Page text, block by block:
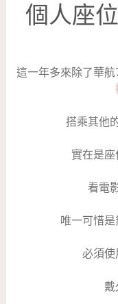
個人座
這一年多來除了華航
搭乘其他
實在是座
看電
唯一可惜是
必須使
戴